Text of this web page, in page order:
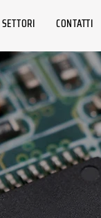
SETTORI CONTATTI